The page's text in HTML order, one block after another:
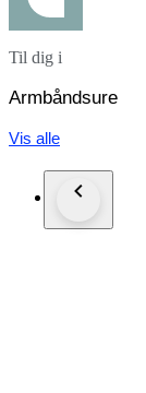
Til dig i
Armbåndsure
Vis alle